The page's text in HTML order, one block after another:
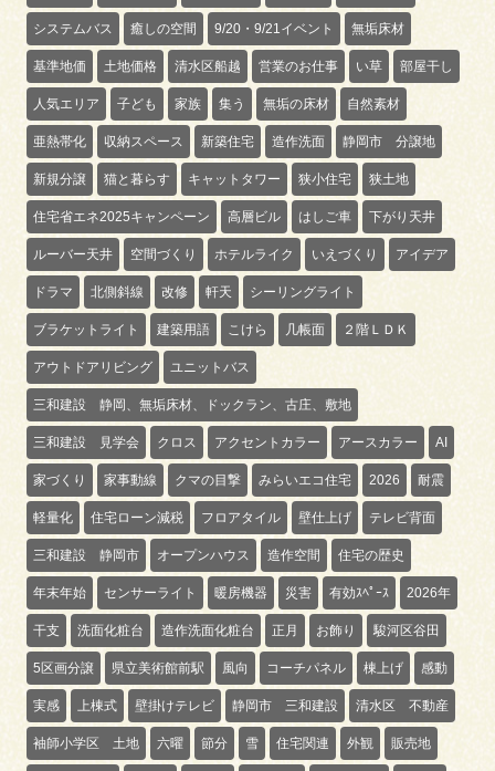
システムバス 癒しの空間 9/20・9/21イベント 無垢床材
基準地価 土地価格 清水区船越 営業のお仕事 い草 部屋干し
人気エリア 子ども 家族 集う 無垢の床材 自然素材
亜熱帯化 収納スペース 新築住宅 造作洗面 静岡市 分譲地
新規分譲 猫と暮らす キャットタワー 狭小住宅 狭土地
住宅省エネ2025キャンペーン 高層ビル はしご車 下がり天井
ルーバー天井 空間づくり ホテルライク いえづくり アイデア
ドラマ 北側斜線 改修 軒天 シーリングライト
ブラケットライト 建築用語 こけら 几帳面 ２階ＬＤＫ
アウトドアリビング ユニットバス
三和建設 静岡、無垢床材、ドックラン、古庄、敷地
三和建設 見学会 クロス アクセントカラー アースカラー AI
家づくり 家事動線 クマの目撃 みらいエコ住宅 2026 耐震
軽量化 住宅ローン減税 フロアタイル 壁仕上げ テレビ背面
三和建設 静岡市 オープンハウス 造作空間 住宅の歴史
年末年始 センサーライト 暖房機器 災害 有効ｽﾍﾟｰｽ 2026年
干支 洗面化粧台 造作洗面化粧台 正月 お飾り 駿河区谷田
5区画分譲 県立美術館前駅 風向 コーチパネル 棟上げ 感動
実感 上棟式 壁掛けテレビ 静岡市 三和建設 清水区 不動産
袖師小学区 土地 六曜 節分 雪 住宅関連 外観 販売地